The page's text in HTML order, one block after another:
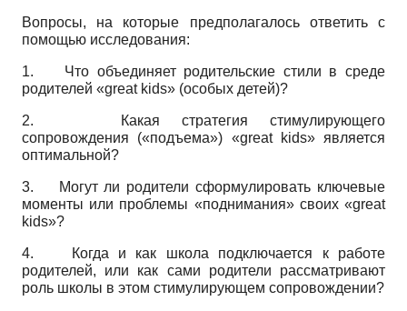
Вопросы, на которые предполагалось ответить с
помощью исследования:
1. Что объединяет родительские стили в среде
родителей «great kids» (особых детей)?
2.
Какая стратегия стимулирующего
сопровождения («подъема») «great kids» является
оптимальной?
3.
Могут ли родители сформулировать ключевые
моменты или проблемы «поднимания» своих «great
kids»?
4.
Когда и как школа подключается к работе
родителей, или как сами родители рассматривают
роль школы в этом стимулирующем сопровождении?